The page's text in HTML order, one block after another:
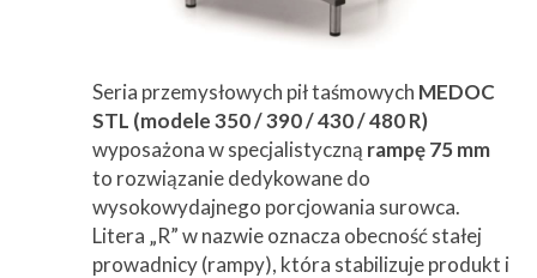
Seria przemysłowych pił taśmowych MEDOC
STL (modele 350 / 390 / 430 / 480 R)
wyposażona w specjalistyczną rampę 75 mm
to rozwiązanie dedykowane do
wysokowydajnego porcjowania surowca.
Litera „R” w nazwie oznacza obecność stałej
prowadnicy (rampy), która stabilizuje produkt i